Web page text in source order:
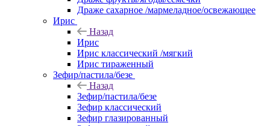
Драже сахарное /мармеладное/освежающее
Ирис
Назад
Ирис
Ирис классический /мягкий
Ирис тираженный
Зефир/пастила/безе
Назад
Зефир/пастила/безе
Зефир классический
Зефир глазированный